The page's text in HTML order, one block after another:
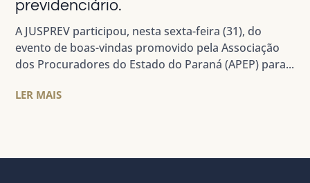
previdenciário.
A JUSPREV participou, nesta sexta-feira (31), do
evento de boas-vindas promovido pela Associação
dos Procuradores do Estado do Paraná (APEP) para...
LER MAIS